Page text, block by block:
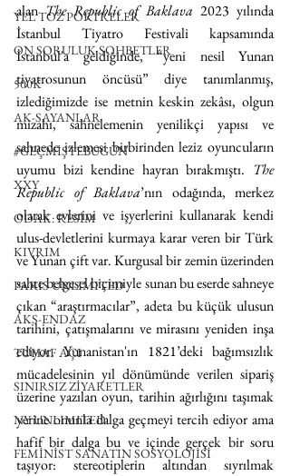
YEL TOZ PORTRELER
ON SORULUK SOHBETLER
500K
AK-SAYANLAR
#GEÇMİŞTEBUGÜN
XXY
ODAK: RESİM
KIVRIM
PARIS UNLIMITED
AKS-ENDAZ
TUHAF AÇI
SINIRSIZ ZİYARETLER
NY UNLIMITED
FEMİNİST SANATIN SOSYOLOJİSİ
alan The Republic of Baklava 2023 yılında
İstanbul Tiyatro Festivali kapsamında
İstanbul'a geldiğinde, “yeni nesil Yunan
tiyatrosunun öncüsü” diye tanımlanmış,
izlediğimizde ise metnin keskin zekâsı, olgun
mizahı, sahnelemenin yenilikçi yapısı ve
sahnede izlemesi birbirinden leziz oyuncuların
uyumu bizi kendine hayran bırakmıştı. The
Republic of Baklava’nın odağında, merkez
olarak evlerini ve işyerlerini kullanarak kendi
ulus-devletlerini kurmaya karar veren bir Türk
ve Yunan çift var. Kurgusal bir zemin üzerinden
sahte belgesel biçimiyle sunan bu eserde sahneye
çıkan “araştırmacılar”, adeta bu küçük ulusun
tarihini, çatışmalarını ve mirasını yeniden inşa
ediyor. Yunanistan'ın 1821’deki bağımsızlık
mücadelesinin yıl dönümünde verilen sipariş
üzerine yazılan oyun, tarihin ağırlığını taşımak
yerine onunla dalga geçmeyi tercih ediyor ama
hafif bir dalga bu ve içinde gerçek bir soru
taşıyor: stereotiplerin altından sıyrılmak